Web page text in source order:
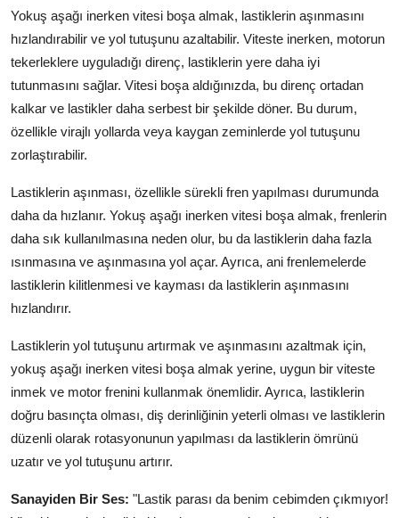
Yokuş aşağı inerken vitesi boşa almak, lastiklerin aşınmasını
hızlandırabilir ve yol tutuşunu azaltabilir. Viteste inerken, motorun
tekerleklere uyguladığı direnç, lastiklerin yere daha iyi
tutunmasını sağlar. Vitesi boşa aldığınızda, bu direnç ortadan
kalkar ve lastikler daha serbest bir şekilde döner. Bu durum,
özellikle virajlı yollarda veya kaygan zeminlerde yol tutuşunu
zorlaştırabilir.
Lastiklerin aşınması, özellikle sürekli fren yapılması durumunda
daha da hızlanır. Yokuş aşağı inerken vitesi boşa almak, frenlerin
daha sık kullanılmasına neden olur, bu da lastiklerin daha fazla
ısınmasına ve aşınmasına yol açar. Ayrıca, ani frenlemelerde
lastiklerin kilitlenmesi ve kayması da lastiklerin aşınmasını
hızlandırır.
Lastiklerin yol tutuşunu artırmak ve aşınmasını azaltmak için,
yokuş aşağı inerken vitesi boşa almak yerine, uygun bir viteste
inmek ve motor frenini kullanmak önemlidir. Ayrıca, lastiklerin
doğru basınçta olması, diş derinliğinin yeterli olması ve lastiklerin
düzenli olarak rotasyonunun yapılması da lastiklerin ömrünü
uzatır ve yol tutuşunu artırır.
Sanayiden Bir Ses: "Lastik parası da benim cebimden çıkmıyor!